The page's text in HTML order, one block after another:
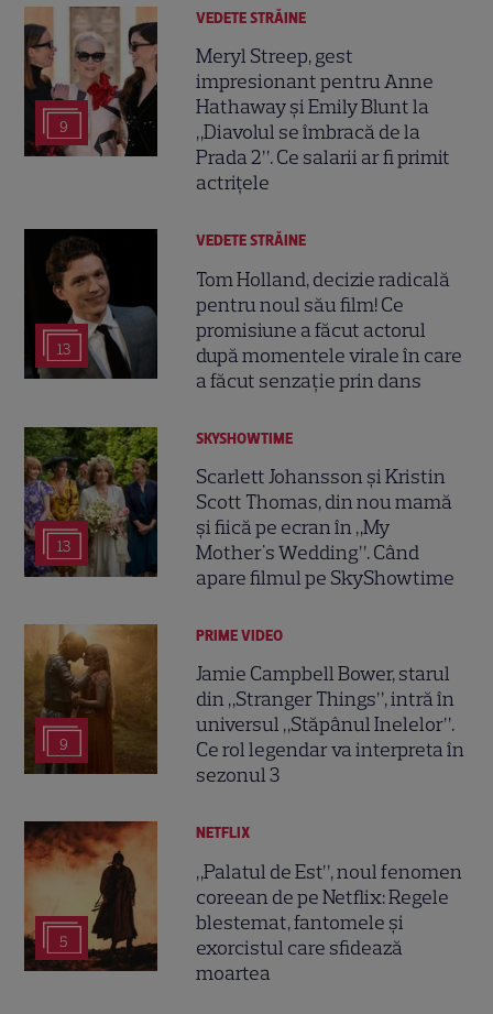
9
VEDETE STRĂINE
Meryl Streep, gest
impresionant pentru Anne
Hathaway și Emily Blunt la
„Diavolul se îmbracă de la
Prada 2”. Ce salarii ar fi primit
actrițele
13
VEDETE STRĂINE
Tom Holland, decizie radicală
pentru noul său film! Ce
promisiune a făcut actorul
după momentele virale în care
a făcut senzație prin dans
13
SKYSHOWTIME
Scarlett Johansson și Kristin
Scott Thomas, din nou mamă
și fiică pe ecran în „My
Mother's Wedding”. Când
apare filmul pe SkyShowtime
9
PRIME VIDEO
Jamie Campbell Bower, starul
din „Stranger Things”, intră în
universul „Stăpânul Inelelor”.
Ce rol legendar va interpreta în
sezonul 3
5
NETFLIX
„Palatul de Est”, noul fenomen
coreean de pe Netflix: Regele
blestemat, fantomele și
exorcistul care sfidează
moartea